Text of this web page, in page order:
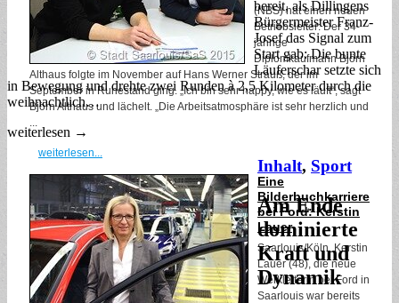
(NBS) hat einen neuen
Betriebsleiter: Der 34-
jährige
Diplomkaufmann Björn
Althaus folgte im November auf Hans Werner Strauß, der im
September in Ruhestand ging. „Ich bin sehr happy, wie es läuft“, sagt
Björn Althaus und lächelt. „Die Arbeitsatmosphäre ist sehr herzlich und
...
weiterlesen...
Eine
Bilderbuchkarriere
bei Ford: Kerstin
Lauer
Saarlouis/Köln. Kerstin
Lauer (48), die neue
Werkleiterin bei Ford in
Saarlouis war bereits
bereit, als Dillingens
Bürgermeister Franz-
Josef das Signal zum
Start gab: Die bunte
Läuferschar setzte sich
in Bewegung und drehte zwei Runden à 2,5 Kilometer durch die
weihnachtlich…
weiterlesen →
Inhalt, Sport
Am Ende
dominierte
Kraft und
Dynamik